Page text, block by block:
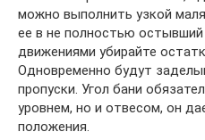
можно выполнить узкой
ее в не полностью
движениями убирайте
Одновременно будут
пропуски. Угол бани
уровнем, но и отвесом, он
положения.